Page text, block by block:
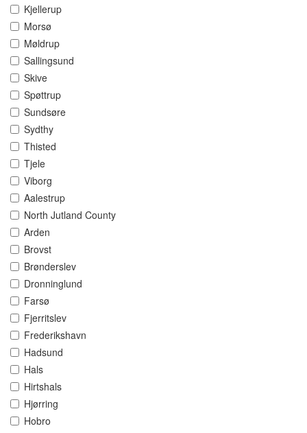
Kjellerup
Morsø
Møldrup
Sallingsund
Skive
Spøttrup
Sundsøre
Sydthy
Thisted
Tjele
Viborg
Aalestrup
North Jutland County
Arden
Brovst
Brønderslev
Dronninglund
Farsø
Fjerritslev
Frederikshavn
Hadsund
Hals
Hirtshals
Hjørring
Hobro